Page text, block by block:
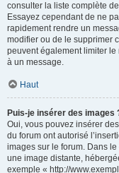
consulter la liste complète
Essayez cependant de ne
rapidement rendre un
modifier ou de le supprimer
peuvent également limiter le
à un message.
Haut
Puis-je insérer des images
Oui, vous pouvez insérer
du forum ont autorisé
images sur le forum. Dans
une image distante,
exemple « http://